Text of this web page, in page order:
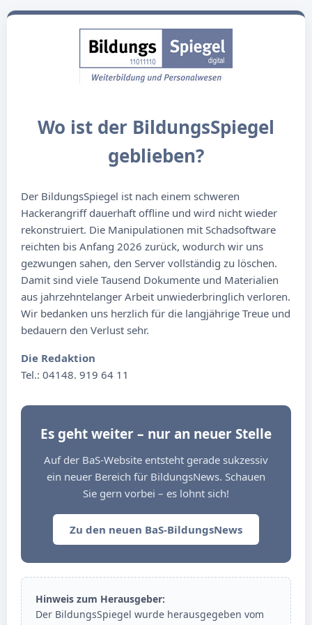
Wo ist der BildungsSpiegel
geblieben?
Der BildungsSpiegel ist nach einem schweren
Hackerangriff dauerhaft offline und wird nicht wieder
rekonstruiert. Die Manipulationen mit Schadsoftware
reichten bis Anfang 2026 zurück, wodurch wir uns
gezwungen sahen, den Server vollständig zu löschen.
Damit sind viele Tausend Dokumente und Materialien
aus jahrzehntelanger Arbeit unwiederbringlich verloren.
Wir bedanken uns herzlich für die langjährige Treue und
bedauern den Verlust sehr.
Die Redaktion
Tel.: 04148. 919 64 11
Es geht weiter – nur an neuer Stelle
Auf der BaS-Website entsteht gerade sukzessiv
ein neuer Bereich für BildungsNews. Schauen
Sie gern vorbei – es lohnt sich!
Zu den neuen BaS-BildungsNews
Hinweis zum Herausgeber:
Der BildungsSpiegel wurde herausgegeben vom